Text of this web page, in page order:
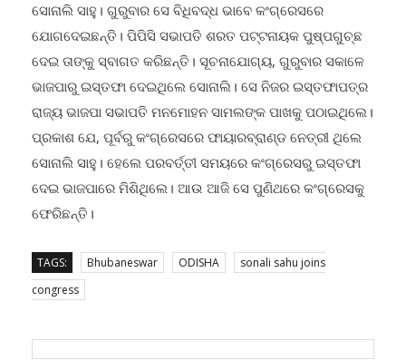
ସୋନାଲି ସାହୁ। ଗୁରୁବାର ସେ ବିଧିବଦ୍ଧ ଭାବେ କଂଗ୍ରେସରେ
ଯୋଗଦେଇଛନ୍ତି। ପିପିସି ସଭାପତି ଶରତ ପଟ୍ଟନାୟକ ପୁଷ୍ପଗୁଚ୍ଛ
ଦେଇ ତାଙ୍କୁ ସ୍ବାଗତ କରିଛନ୍ତି। ସୂଚନାଯୋଗ୍ୟ, ଗୁରୁବାର ସକାଳେ
ଭାଜପାରୁ ଇସ୍ତଫା ଦେଇଥିଲେ ସୋନାଲି। ସେ ନିଜର ଇସ୍ତଫାପତ୍ର
ରାଜ୍ୟ ଭାଜପା ସଭାପତି ମନମୋହନ ସାମଲଙ୍କ ପାଖକୁ ପଠାଇଥିଲେ।
ପ୍ରକାଶ ଯେ, ପୂର୍ବରୁ କଂଗ୍ରେସରେ ଫାୟାରବ୍ରାଣ୍ଡ ନେତ୍ରୀ ଥିଲେ
ସୋନାଲି ସାହୁ। ହେଲେ ପରବର୍ତ୍ତୀ ସମୟରେ କଂଗ୍ରେସରୁ ଇସ୍ତଫା
ଦେଇ ଭାଜପାରେ ମିଶିଥିଲେ। ଆଉ ଆଜି ସେ ପୁଣିଥରେ କଂଗ୍ରେସକୁ
ଫେରିଛନ୍ତି।
TAGS: Bhubaneswar ODISHA
sonali sahu joins
congress